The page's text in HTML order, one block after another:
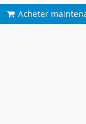
Acheter